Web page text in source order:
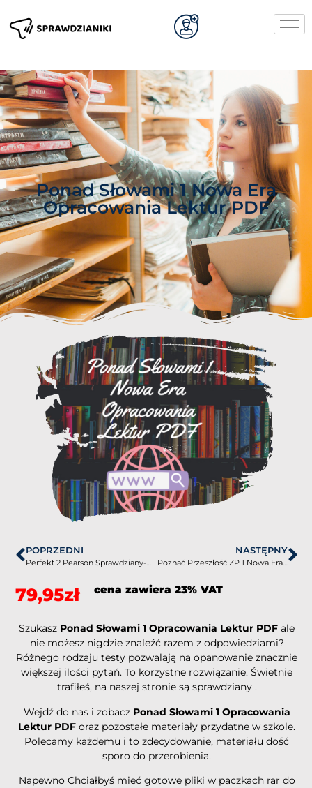
Ponad Słowami 1 Nowa Era
Opracowania Lektur PDF
POPRZEDNI
Perfekt 2 Pearson Sprawdziany-Odpowiedzi PDF
NASTĘPNY
Poznać Przeszłość ZP 1 Nowa Era Sprawdziany-Odpowiedzi PDF
79,95zł cena zawiera 23% VAT
Szukasz Ponad Słowami 1 Opracowania Lektur PDF ale
nie możesz nigdzie znaleźć razem z odpowiedziami?
Różnego rodzaju testy pozwalają na opanowanie znacznie
większej ilości pytań. To korzystne rozwiązanie. Świetnie
trafiłeś, na naszej stronie są sprawdziany .
Wejdź do nas i zobacz Ponad Słowami 1 Opracowania
Lektur PDF oraz pozostałe materiały przydatne w szkole.
Polecamy każdemu i to zdecydowanie, materiału dość
sporo do przerobienia.
Napewno Chciałbyś mieć gotowe pliki w paczkach rar do